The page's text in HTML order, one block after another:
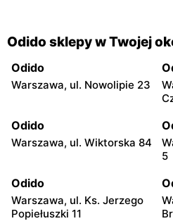
Odido sklepy w Twojej
Odido
Warszawa, ul. Nowolipie 23
Odido
Warszawa, ul. Wiktorska 84
5
Odido
Warszawa, ul. Ks. Jerzego
Popiełuszki 11